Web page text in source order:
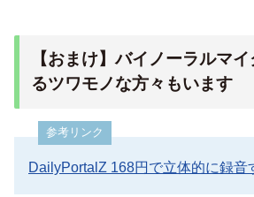
【おまけ】バイノーラルマ
るツワモノな方々もいます
参考リンク
DailyPortalZ 168円で立体的に録音